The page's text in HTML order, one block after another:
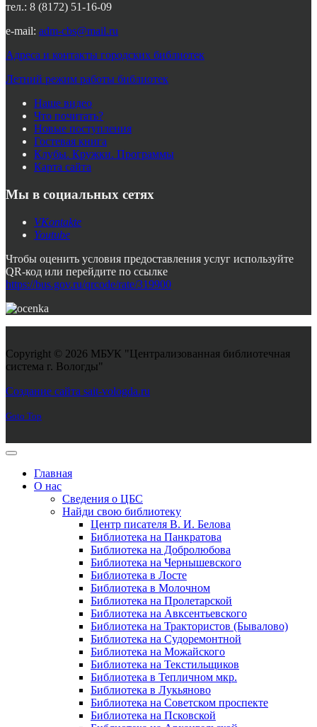
тел.: 8 (8172) 51-16-09
e-mail: adm-cbs@mail.ru
Адреса и контакты городских библиотек
Летний режим работы библиотек
Наше видео
Что почитать?
Новые поступления
Гостевая книга
Клубы. Кружки. Программы
Карта сайта
Мы в социальных сетях
VKontakte
Youtube
Чтобы оценить условия предоставления услуг используйте
QR-код или перейдите по ссылке
https://bus.gov.ru/qrcode/rate/319900
Copyright © 2026 МБУК "Централизованная библиотечная
система г. Вологды"
Создание сайта sait-vologda.ru
Goto Top
Главная
О нас
Сведения о ЦБС
Найди свою библиотеку
Центр писателя В. И. Белова
Библиотека на Панкратова
Библиотека на Добролюбова
Библиотека на Чернышевского
Библиотека в Лосте
Библиотека в Молочном
Библиотека на Пролетарской
Библиотека на Авксентьевского
Библиотека на Трактористов (Бывалово)
Библиотека на Судоремонтной
Библиотека на Можайского
Библиотека на Текстильщиков
Библиотека в Тепличном мкр.
Библиотека в Лукьяново
Библиотека на Советском проспекте
Библиотека на Псковской